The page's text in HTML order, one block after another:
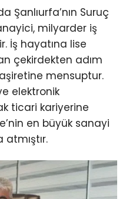
Şanlıurfa’nın Suruç
milyarder iş
İş hayatına lise
çekirdekten adım
mensuptur.
elektronik
ticari kariyerine
en büyük sanayi